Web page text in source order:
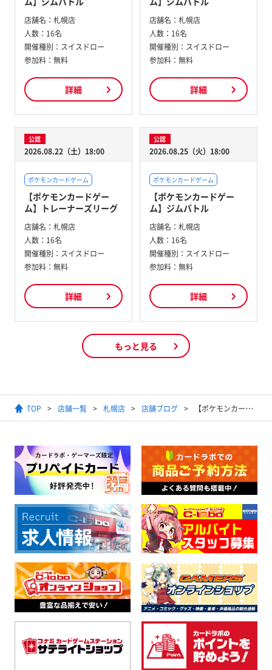
店舗名： 札幌店
人数： 16名
開催種別： スイスドロー
参加料： 無料
詳細
店舗名： 札幌店
人数： 16名
開催種別： スイスドロー
参加料： 無料
詳細
公認
2026.08.22（土）18:00
ポケモンカードゲーム
【ポケモンカードゲー
ム】トレーナーズリーグ
店舗名： 札幌店
人数： 16名
開催種別： スイスドロー
参加料： 無料
詳細
公認
2026.08.25（火）18:00
ポケモンカードゲーム
【ポケモンカードゲー
ム】ジムバトル
店舗名： 札幌店
人数： 16名
開催種別： スイスドロー
参加料： 無料
詳細
もっと見る
TOP 店舗一覧 札幌店 店舗ブログ 【ポケモンカードゲーム】「スタートデッキ100 バトルコレクション」抽選販売のお知らせ